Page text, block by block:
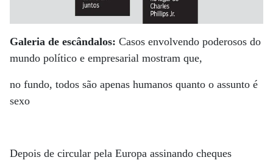
Galeria de escândalos: Casos envolvendo poderosos do
mundo político e empresarial mostram que,
no fundo, todos são apenas humanos quanto o assunto é
sexo
Depois de circular pela Europa assinando cheques